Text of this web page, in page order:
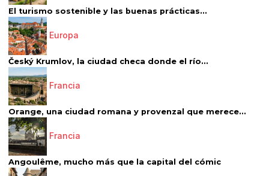
El turismo sostenible y las buenas prácticas...
Europa
Český Krumlov, la ciudad checa donde el río...
Francia
Orange, una ciudad romana y provenzal que merece...
Francia
Angoulême, mucho más que la capital del cómic